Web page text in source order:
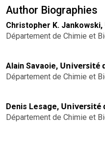
Author Biographies
Christopher K. Jankowski,
Département de Chimie et
Alain Savaoie, Université
Département de Chimie et
Denis Lesage, Université
Département de Chimie et